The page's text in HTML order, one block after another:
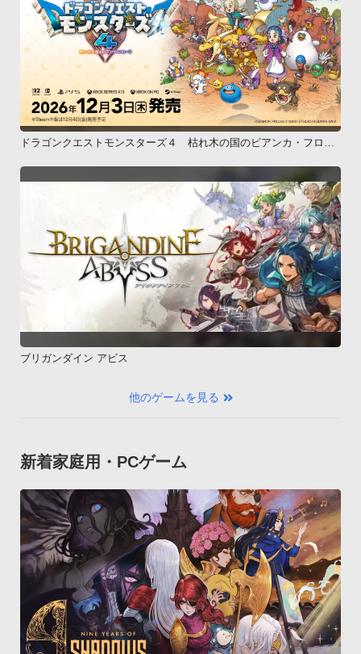
ドラゴンクエストモンスターズ４ 枯れ木の国のビアンカ・フロー
ブリガンダイン アビス
他のゲームを見る
新着家庭用・PCゲーム